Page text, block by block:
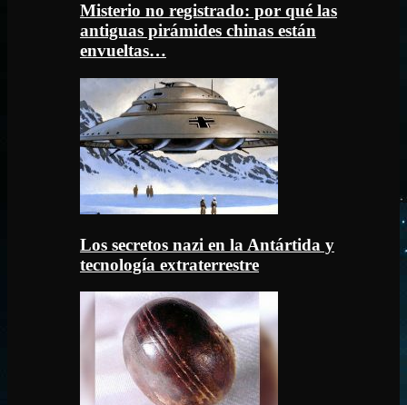
Misterio no registrado: por qué las
antiguas pirámides chinas están
envueltas…
Los secretos nazi en la Antártida y
tecnología extraterrestre